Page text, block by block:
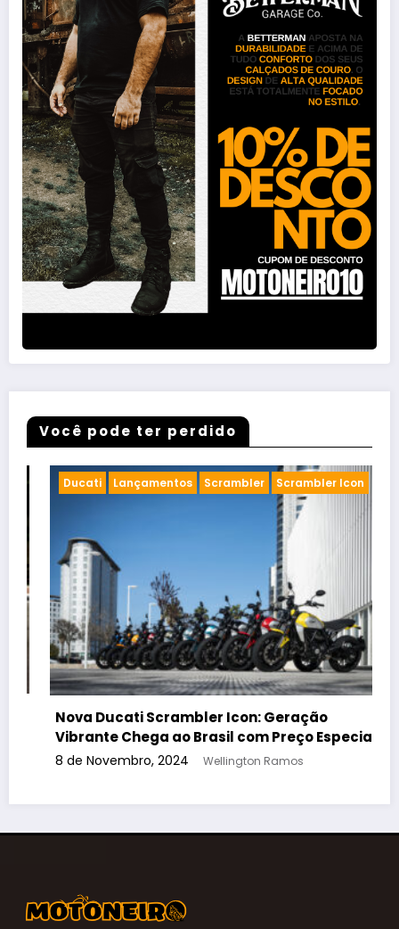
Você pode ter perdido
Cafe racer Chopper
Concurso de Motos
Encontro de Motos Customizadas em Limeira:
Saiba Tudo Sobre o Evento que Movimentará a
Cena Motociclística!
30 de Setembro, 2024 Wellington Ramos